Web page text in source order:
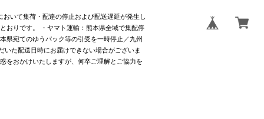
いて集荷・配達の停止および配送遅延が発生し
おりです。 ・ヤマト運輸：熊本県全域で集配停
県宛てのゆうパック等の引受を一時停止／九州
た配送日時にお届けできない場合がございま
をおかけいたしますが、何卒ご理解とご協力を